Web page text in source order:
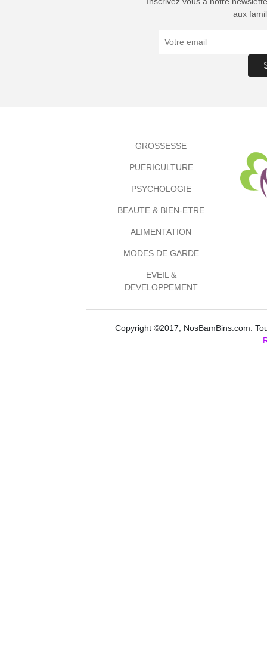
aux
GROSSESSE
PUERICULTURE
PSYCHOLOGIE
BEAUTE & BIEN-ETRE
ALIMENTATION
MODES DE GARDE
EVEIL &
DEVELOPPEMENT
Copyright ©2017, NosBamBins.com.